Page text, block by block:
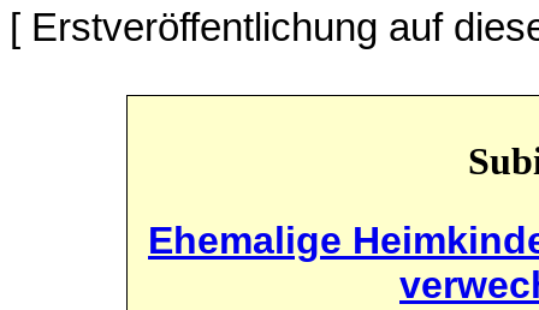
[ Erstveröffentlichung auf
Ehemalige